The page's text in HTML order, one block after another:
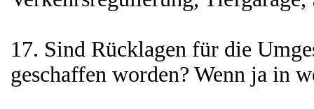
17. Sind Rücklagen für die
geschaffen worden? Wenn ja in